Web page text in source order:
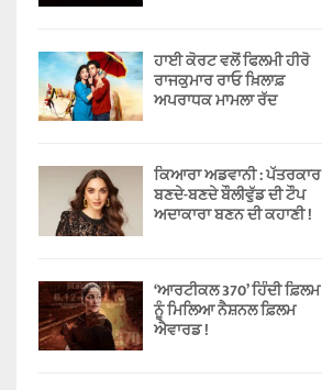
ਹਾਈ ਕੋਰਟ ਵਲੋਂ ਫਿਲਮੀ ਹੀਰੋ
ਰਾਜਕੁਮਾਰ ਰਾਓ ਖ਼ਿਲਾਫ਼
ਅਪਰਾਧਕ ਮਾਮਲਾ ਰੱਦ
ਕਿਆਰਾ ਅਡਵਾਨੀ : ਪੱਤਰਕਾਰ
ਬਣਦੇ-ਬਣਦੇ ਬੌਲੀਵੁੱਡ ਦੀ ਟੌਪ
ਅਦਾਕਾਰਾ ਬਣਨ ਦੀ ਕਹਾਣੀ !
‘ਆਰਟੀਕਲ 370’ ਹਿੰਦੀ ਫ਼ਿਲਮ
ਨੂੰ ਮਿਲਿਆ ਨੈਸ਼ਨਲ ਫ਼ਿਲਮ
ਐਵਾਰਡ !